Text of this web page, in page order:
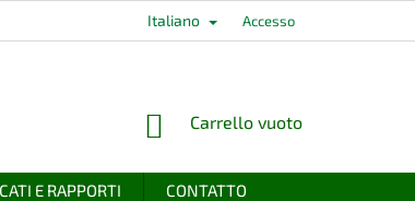
Italiano Accesso
CARRELLO
SPESA
Carrello vuoto
E RAPPORTI CONTATTO